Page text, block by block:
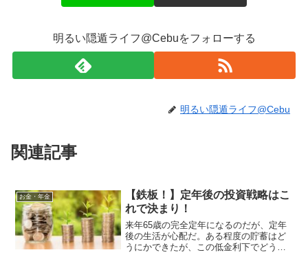
明るい隠遁ライフ@Cebuをフォローする
明るい隠遁ライフ@Cebu
関連記事
お金・年金
【鉄板！】定年後の投資戦略はこ
れで決まり！
来年65歳の完全定年になるのだが、定年
後の生活が心配だ。ある程度の貯蓄はど
うにかできたが、この低金利下でどう運